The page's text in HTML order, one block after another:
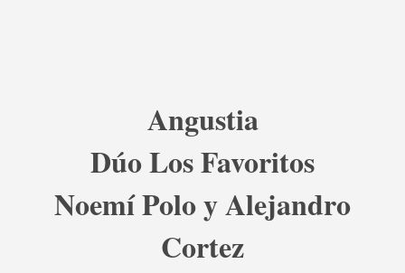
Angustia
Dúo Los Favoritos
Noemí Polo y Alejandro
Cortez